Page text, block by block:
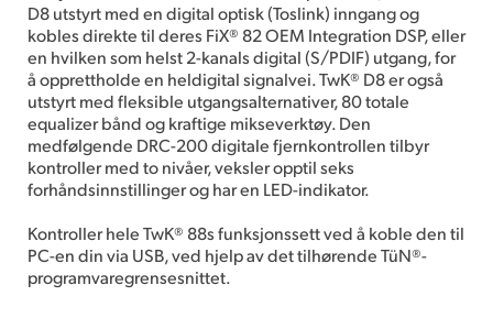
D8 utstyrt med en digital optisk (Toslink) inngang og
kobles direkte til deres FiX® 82 OEM Integration DSP, eller
en hvilken som helst 2-kanals digital (S/PDIF) utgang, for
å opprettholde en heldigital signalvei. TwK® D8 er også
utstyrt med fleksible utgangsalternativer, 80 totale
equalizer bånd og kraftige mikseverktøy. Den
medfølgende DRC-200 digitale fjernkontrollen tilbyr
kontroller med to nivåer, veksler opptil seks
forhåndsinnstillinger og har en LED-indikator.
Kontroller hele TwK® 88s funksjonssett ved å koble den til
PC-en din via USB, ved hjelp av det tilhørende TüN®-
programvaregrensesnittet.